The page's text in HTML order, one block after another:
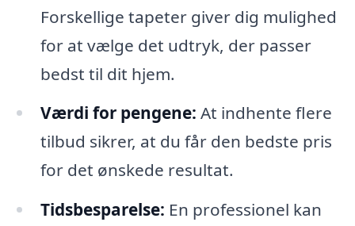
Forskellige tapeter giver dig mulighed
for at vælge det udtryk, der passer
bedst til dit hjem.
Værdi for pengene: At indhente flere
tilbud sikrer, at du får den bedste pris
for det ønskede resultat.
Tidsbesparelse: En professionel kan